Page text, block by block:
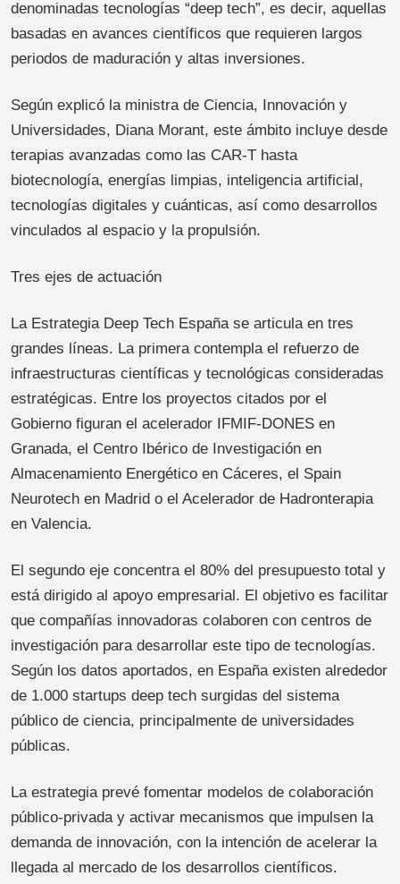
denominadas tecnologías “deep tech”, es decir, aquellas
basadas en avances científicos que requieren largos
periodos de maduración y altas inversiones.
Según explicó la ministra de Ciencia, Innovación y
Universidades, Diana Morant, este ámbito incluye desde
terapias avanzadas como las CAR-T hasta
biotecnología, energías limpias, inteligencia artificial,
tecnologías digitales y cuánticas, así como desarrollos
vinculados al espacio y la propulsión.
Tres ejes de actuación
La Estrategia Deep Tech España se articula en tres
grandes líneas. La primera contempla el refuerzo de
infraestructuras científicas y tecnológicas consideradas
estratégicas. Entre los proyectos citados por el
Gobierno figuran el acelerador IFMIF-DONES en
Granada, el Centro Ibérico de Investigación en
Almacenamiento Energético en Cáceres, el Spain
Neurotech en Madrid o el Acelerador de Hadronterapia
en Valencia.
El segundo eje concentra el 80% del presupuesto total y
está dirigido al apoyo empresarial. El objetivo es facilitar
que compañías innovadoras colaboren con centros de
investigación para desarrollar este tipo de tecnologías.
Según los datos aportados, en España existen alrededor
de 1.000 startups deep tech surgidas del sistema
público de ciencia, principalmente de universidades
públicas.
La estrategia prevé fomentar modelos de colaboración
público-privada y activar mecanismos que impulsen la
demanda de innovación, con la intención de acelerar la
llegada al mercado de los desarrollos científicos.